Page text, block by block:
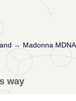
→ Madonna
way